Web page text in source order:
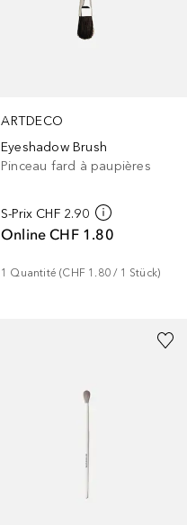
ARTDECO
Eyeshadow Brush
Pinceau fard à paupières
S-Prix CHF 2.90
Online CHF 1.80
1 Quantité (CHF 1.80 / 1 Stück)